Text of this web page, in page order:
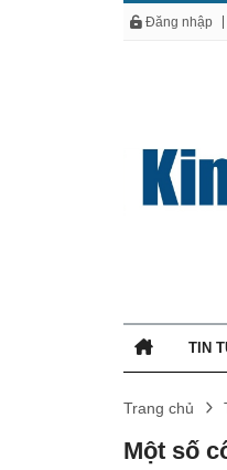
Đăng nhập
TIN
Trang chủ
Một số